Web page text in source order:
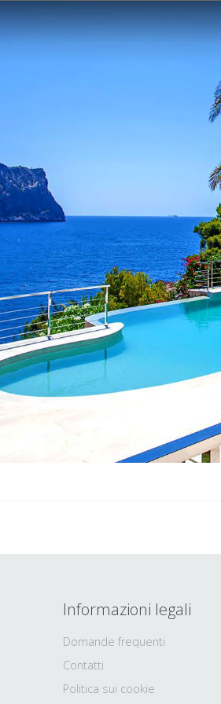
Informazioni legali
Domande frequenti
Contatti
Politica sui cookie